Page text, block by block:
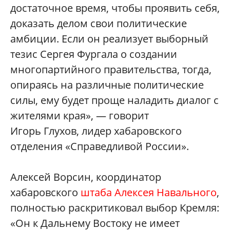
достаточное время, чтобы проявить себя,
доказать делом свои политические
амбиции. Если он реализует выборный
тезис Сергея Фургала о создании
многопартийного правительства, тогда,
опираясь на различные политические
силы, ему будет проще наладить диалог с
жителями края», — говорит
Игорь Глухов, лидер хабаровского
отделения «Справедливой России».
Алексей Ворсин, координатор
хабаровского штаба Алексея Навального,
полностью раскритиковал выбор Кремля:
«Он к Дальнему Востоку не имеет